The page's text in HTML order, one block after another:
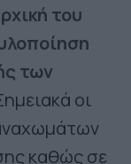
του
των
οι
καθώς σε